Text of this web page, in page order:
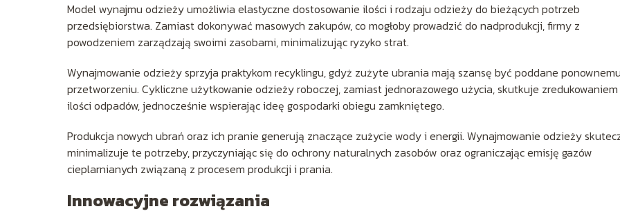
Model wynajmu odzieży umożliwia elastyczne dostosowanie ilości i rodzaju odzieży do bieżących potrzeb
przedsiębiorstwa. Zamiast dokonywać masowych zakupów, co mogłoby prowadzić do nadprodukcji, firmy z
powodzeniem zarządzają swoimi zasobami, minimalizując ryzyko strat.
Wynajmowanie odzieży sprzyja praktykom recyklingu, gdyż zużyte ubrania mają szansę być poddane ponownemu
przetworzeniu. Cykliczne użytkowanie odzieży roboczej, zamiast jednorazowego użycia, skutkuje zredukowaniem
ilości odpadów, jednocześnie wspierając ideę gospodarki obiegu zamkniętego.
Produkcja nowych ubrań oraz ich pranie generują znaczące zużycie wody i energii. Wynajmowanie odzieży
minimalizuje te potrzeby, przyczyniając się do ochrony naturalnych zasobów oraz ograniczając emisję gazów
cieplarnianych związaną z procesem produkcji i prania.
Innowacyjne rozwiązania